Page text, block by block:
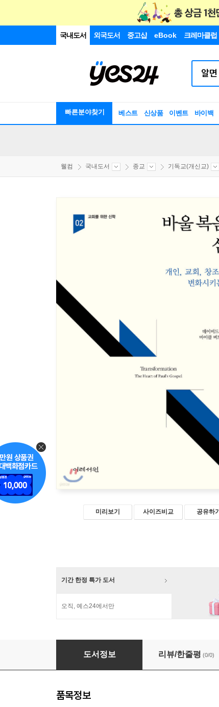
국내도서 외국도서 중고샵 eBook 크레마클럽
빠른분야찾기 베스트 신상품 이벤트 바이백
웰컴 국내도서 종교 기독교(개신교)
미리보기 사이즈비교 공유하기
기간 한정 특가 도서
오직, 예스24에서만
바울 복음의 심장
도서정보 리뷰/한줄평 (0/0)
품목정보